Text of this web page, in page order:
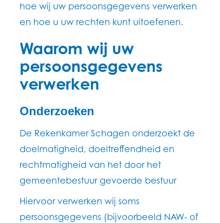
hoe wij uw persoonsgegevens verwerken
en hoe u uw rechten kunt uitoefenen.
Waarom wij uw
persoonsgegevens
verwerken
Onderzoeken
De Rekenkamer Schagen onderzoekt de
doelmatigheid, doeltreffendheid en
rechtmatigheid van het door het
gemeentebestuur gevoerde bestuur
Hiervoor verwerken wij soms
persoonsgegevens (bijvoorbeeld NAW- of